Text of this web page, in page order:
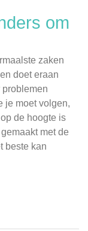
om
zaken
doet eraan
problemen
je moet volgen,
de hoogte is
met de
beste kan